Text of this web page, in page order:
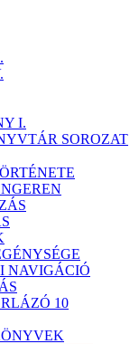
I.
SOROZAT
NAVIGÁCIÓ
10